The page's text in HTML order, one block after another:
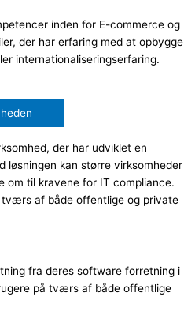
inden for E-commerce og
der har erfaring med at opbygge
internationaliseringserfaring.
der har udviklet en
løsningen kan større virksomheder
om til kravene for IT compliance.
af både offentlige og private
fra deres software forretning i
på tværs af både offentlige